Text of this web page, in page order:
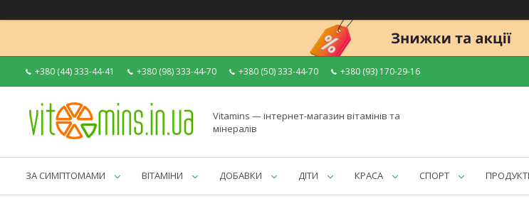
+380 (44) 333-44-41 +380 (98) 333-44-70 +380 (50) 333-44-70 +380 (93) 170-29-16
Vitamins — інтернет-магазин вітамінів та
мінералів
ЗА СИМПТОМАМИ ВІТАМІНИ ДОБАВКИ ДІТИ КРАСА СПОРТ